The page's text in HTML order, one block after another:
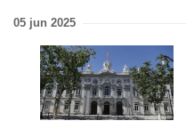
05 jun 2025